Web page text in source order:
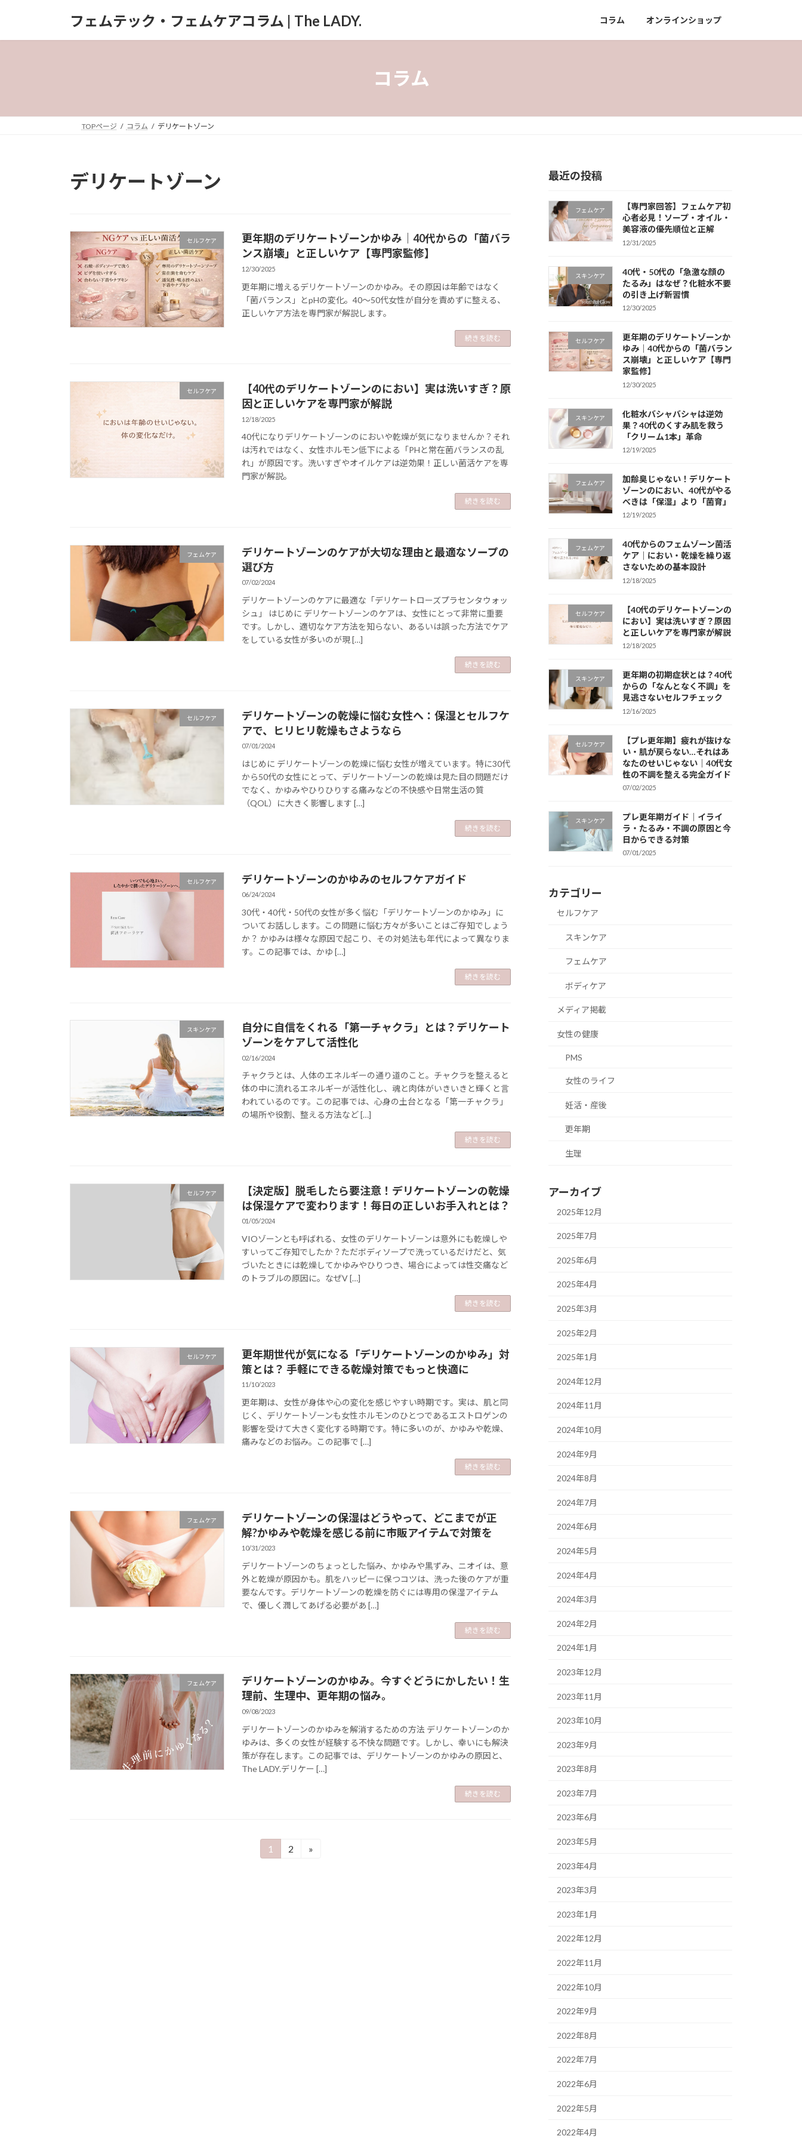
フェムテック・フェムケアコラム | The LADY. コラム オンラインショップ
コラム
TOPページ コラム デリケートゾーン
デリケートゾーン
セルフケア
更年期のデリケートゾーンかゆみ｜40代からの「菌バラ
ンス崩壊」と正しいケア【専門家監修】
12/30/2025
更年期に増えるデリケートゾーンのかゆみ。その原因は年齢ではなく
「菌バランス」とpHの変化。40〜50代女性が自分を責めずに整える、
正しいケア方法を専門家が解説します。
続きを読む
セルフケア
【40代のデリケートゾーンのにおい】実は洗いすぎ？原
因と正しいケアを専門家が解説
12/18/2025
40代になりデリケートゾーンのにおいや乾燥が気になりませんか？それ
は汚れではなく、女性ホルモン低下による「PHと常在菌バランスの乱
れ」が原因です。洗いすぎやオイルケアは逆効果！正しい菌活ケアを専
門家が解説。
続きを読む
フェムケア
デリケートゾーンのケアが大切な理由と最適なソープの
選び方
07/02/2024
デリケートゾーンのケアに最適な「デリケートローズプラセンタウォッ
シュ」 はじめに デリケートゾーンのケアは、女性にとって非常に重要
です。しかし、適切なケア方法を知らない、あるいは誤った方法でケア
をしている女性が多いのが現 […]
続きを読む
セルフケア
デリケートゾーンの乾燥に悩む女性へ：保湿とセルフケ
アで、ヒリヒリ乾燥もさようなら
07/01/2024
はじめに デリケートゾーンの乾燥に悩む女性が増えています。特に30代
から50代の女性にとって、デリケートゾーンの乾燥は見た目の問題だけ
でなく、かゆみやひりひりする痛みなどの不快感や日常生活の質
（QOL）に大きく影響します […]
続きを読む
セルフケア デリケートゾーンのかゆみのセルフケアガイド
06/24/2024
30代・40代・50代の女性が多く悩む「デリケートゾーンのかゆみ」に
ついてお話しします。この問題に悩む方々が多いことはご存知でしょう
か？ かゆみは様々な原因で起こり、その対処法も年代によって異なりま
す。この記事では、かゆ […]
続きを読む
スキンケア
自分に自信をくれる「第一チャクラ」とは？デリケート
ゾーンをケアして活性化
02/16/2024
チャクラとは、人体のエネルギーの通り道のこと。チャクラを整えると
体の中に流れるエネルギーが活性化し、魂と肉体がいきいきと輝くと言
われているのです。この記事では、心身の土台となる「第一チャクラ」
の場所や役割、整える方法など […]
続きを読む
セルフケア
【決定版】脱毛したら要注意！デリケートゾーンの乾燥
は保湿ケアで変わります！毎日の正しいお手入れとは？
01/05/2024
VIOゾーンとも呼ばれる、女性のデリケートゾーンは意外にも乾燥しや
すいってご存知でしたか？ただボディソープで洗っているだけだと、気
づいたときには乾燥してかゆみやひりつき、場合によっては性交痛など
のトラブルの原因に。なぜV […]
続きを読む
セルフケア
更年期世代が気になる「デリケートゾーンのかゆみ」対
策とは？ 手軽にできる乾燥対策でもっと快適に
11/10/2023
更年期は、女性が身体や心の変化を感じやすい時期です。実は、肌と同
じく、デリケートゾーンも女性ホルモンのひとつであるエストロゲンの
影響を受けて大きく変化する時期です。特に多いのが、かゆみや乾燥、
痛みなどのお悩み。この記事で […]
続きを読む
フェムケア
デリケートゾーンの保湿はどうやって、どこまでが正
解?かゆみや乾燥を感じる前に市販アイテムで対策を
10/31/2023
デリケートゾーンのちょっとした悩み、かゆみや黒ずみ、ニオイは、意
外と乾燥が原因かも。肌をハッピーに保つコツは、洗った後のケアが重
要なんです。デリケートゾーンの乾燥を防ぐには専用の保湿アイテム
で、優しく潤してあげる必要があ […]
続きを読む
フェムケア
デリケートゾーンのかゆみ。今すぐどうにかしたい！生
理前、生理中、更年期の悩み。
09/08/2023
デリケートゾーンのかゆみを解消するための方法 デリケートゾーンのか
ゆみは、多くの女性が経験する不快な問題です。しかし、幸いにも解決
策が存在します。この記事では、デリケートゾーンのかゆみの原因と、
The LADY.デリケー […]
続きを読む
固
1
固
2 »
最近の投稿
フェムケア
【専門家回答】フェムケア初
心者必見！ソープ・オイル・
美容液の優先順位と正解
12/31/2025
スキンケア
40代・50代の「急激な顔の
たるみ」はなぜ？化粧水不要
の引き上げ新習慣
12/30/2025
セルフケア
更年期のデリケートゾーンか
ゆみ｜40代からの「菌バラン
ス崩壊」と正しいケア【専門
家監修】
12/30/2025
スキンケア
化粧水バシャバシャは逆効
果？40代のくすみ肌を救う
「クリーム1本」革命
12/19/2025
フェムケア
加齢臭じゃない！デリケート
ゾーンのにおい、40代がやる
べきは「保湿」より「菌育」
12/19/2025
フェムケア
40代からのフェムゾーン菌活
ケア｜におい・乾燥を繰り返
さないための基本設計
12/18/2025
セルフケア
【40代のデリケートゾーンの
におい】実は洗いすぎ？原因
と正しいケアを専門家が解説
12/18/2025
スキンケア
更年期の初期症状とは？40代
からの「なんとなく不調」を
見逃さないセルフチェック
12/16/2025
セルフケア
【プレ更年期】疲れが抜けな
い・肌が戻らない…それはあ
なたのせいじゃない｜40代女
性の不調を整える完全ガイド
07/02/2025
スキンケア
プレ更年期ガイド｜イライ
ラ・たるみ・不調の原因と今
日からできる対策
07/01/2025
カテゴリー
セルフケア
スキンケア
フェムケア
ボディケア
メディア掲載
女性の健康
PMS
女性のライフ
妊活・産後
更年期
生理
アーカイブ
2025年12月
2025年7月
2025年6月
2025年4月
2025年3月
2025年2月
2025年1月
2024年12月
2024年11月
2024年10月
2024年9月
2024年8月
2024年7月
2024年6月
2024年5月
2024年4月
2024年3月
2024年2月
2024年1月
2023年12月
2023年11月
2023年10月
2023年9月
2023年8月
2023年7月
2023年6月
2023年5月
2023年4月
2023年3月
2023年1月
2022年12月
2022年11月
2022年10月
2022年9月
2022年8月
2022年7月
2022年6月
2022年5月
2022年4月